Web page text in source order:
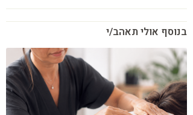
בנוסף אולי תאהב/י